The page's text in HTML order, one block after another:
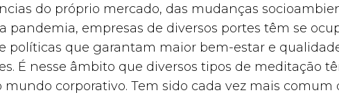
do próprio mercado, das mudanças
pandemia, empresas de diversos portes têm se
políticas que garantam maior bem-estar e
É nesse âmbito que diversos tipos de meditação
mundo corporativo. Tem sido cada vez mais comum